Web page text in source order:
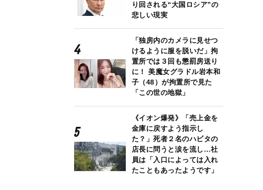
り回される“大国ロシア”の
悲しい現実
「独房内のカメラに見せつ
けるように服を脱いだ」拘
置所では３回も懲罰房送り
に！ 美魔女グラドル岩本和
子（48）が拘置所で見た
「この世の地獄」
《イオン爆発》「売上金を
金庫に戻すよう指示し
た？」死者２名のハビタの
店長に問うと涙を流し…社
員は「入口によっては入れ
たこともあったようです」